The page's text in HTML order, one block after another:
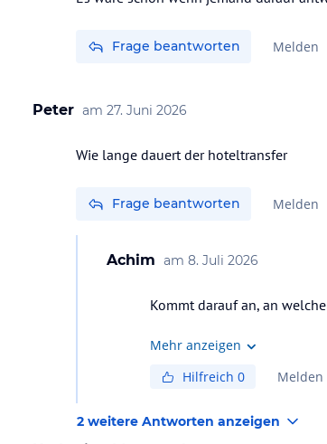
Frage beantworten Melden
Peter am 27. Juni 2026
Wie lange dauert der hoteltransfer
Frage beantworten Melden
Achim am 8. Juli 2026
Kommt darauf an, an
Mehr anzeigen
Hilfreich 0 Melden
2 weitere Antworten anzeigen